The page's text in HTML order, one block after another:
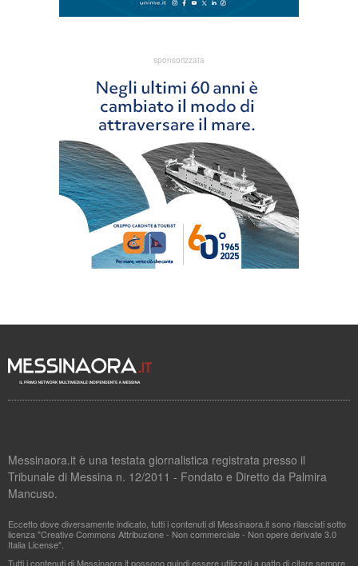
sponsorizzata
Messinaora.it è una testata giornalistica registrata presso il
Tribunale di Messina n. 12/2011 - Fondato e Diretto da Palmira
Mancuso.
Eccetto dove diversamente indicato, tutti i contenuti di Messinaora.it sono rilasciati sotto
licenza "Creative Commons Attribuzione - Non commerciale - Non opere derivate 3.0
Italia License".
Tutti i contenuti di Messinaora.it possono quindi essere utilizzati a patto di citare sempre